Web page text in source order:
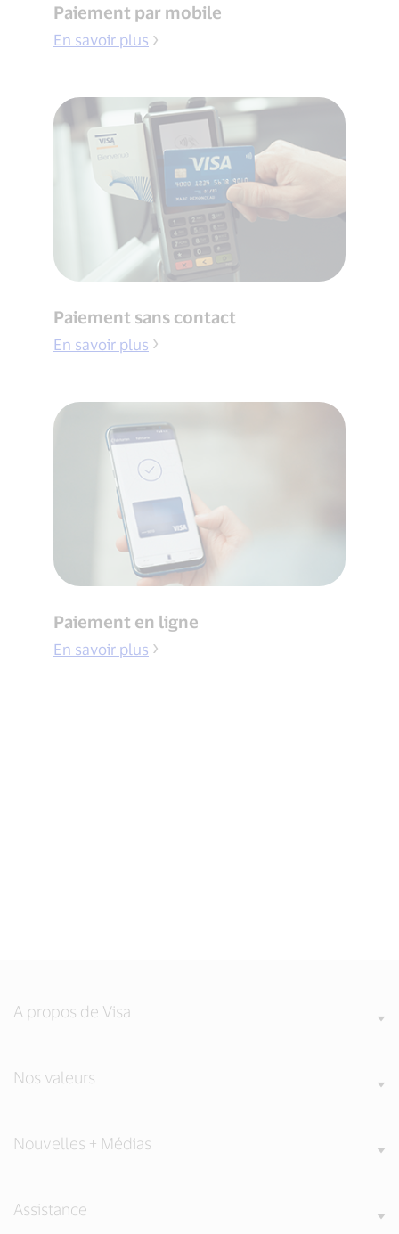
Paiement par mobile
En savoir plus
Paiement sans contact
En savoir plus
Paiement en ligne
En savoir plus
A propos de Visa
Nos valeurs
Nouvelles + Médias
Assistance